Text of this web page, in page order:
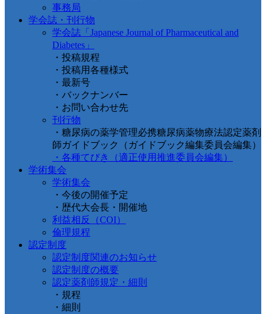
事務局
学会誌・刊行物
学会誌「Japanese Journal of Pharmaceutical and
Diabetes」
・投稿規程
・投稿用各種様式
・最新号
・バックナンバー
・お問い合わせ先
刊行物
・糖尿病の薬学管理必携糖尿病薬物療法認定薬剤
師ガイドブック（ガイドブック編集委員会編集）
・各種てびき（適正使用推進委員会編集）
学術集会
学術集会
・今後の開催予定
・歴代大会長・開催地
利益相反（COI）
倫理規程
認定制度
認定制度関連のお知らせ
認定制度の概要
認定薬剤師規定・細則
・規程
・細則